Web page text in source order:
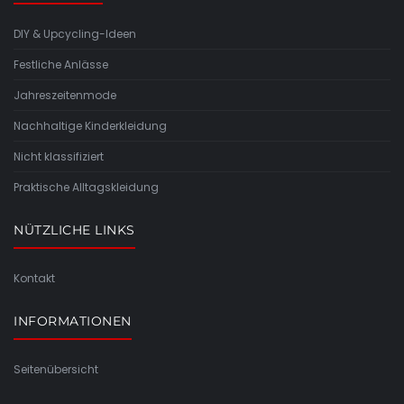
DIY & Upcycling-Ideen
Festliche Anlässe
Jahreszeitenmode
Nachhaltige Kinderkleidung
Nicht klassifiziert
Praktische Alltagskleidung
NÜTZLICHE LINKS
Kontakt
INFORMATIONEN
Seitenübersicht